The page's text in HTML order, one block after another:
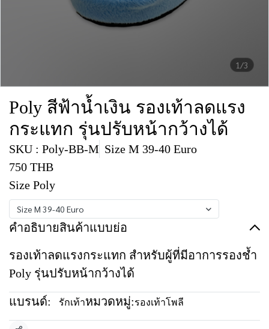
1/3
Poly สีฟ้าน้ำเงิน รองเท้าลดแรง
กระแทก รุ่นปรับหน้ากว้างได้
SKU : Poly-BB-M Size M 39-40 Euro
750 THB
Size Poly
Size M 39-40 Euro
คำอธิบายสินค้าแบบย่อ
รองเท้าลดแรงกระแทก สำหรับผู้ที่มีอาการรองช้ำ
Poly รุ่นปรับหน้ากว้างได้
แบรนด์: รักเท้าหมวดหมู่:รองเท้าโพลี